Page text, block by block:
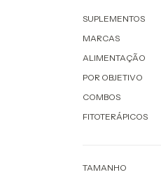
SUPLEMENTOS
MARCAS
ALIMENTAÇÃO
POR OBJETIVO
COMBOS
FITOTERÁPICOS
TAMANHO